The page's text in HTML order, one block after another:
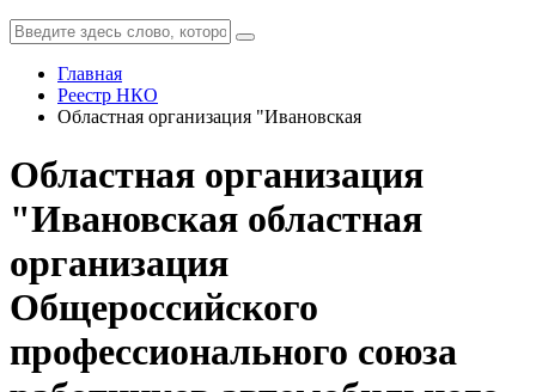
Главная
Реестр НКО
Областная организация "Ивановская
Областная организация
"Ивановская областная
организация
Общероссийского
профессионального союза